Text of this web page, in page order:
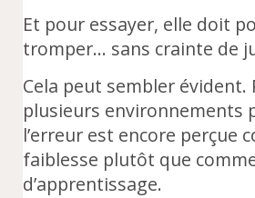
Et pour essayer, elle doit
tromper… sans crainte de
Cela peut sembler
plusieurs environnements
l’erreur est encore perçue
faiblesse plutôt que
d’apprentissage.